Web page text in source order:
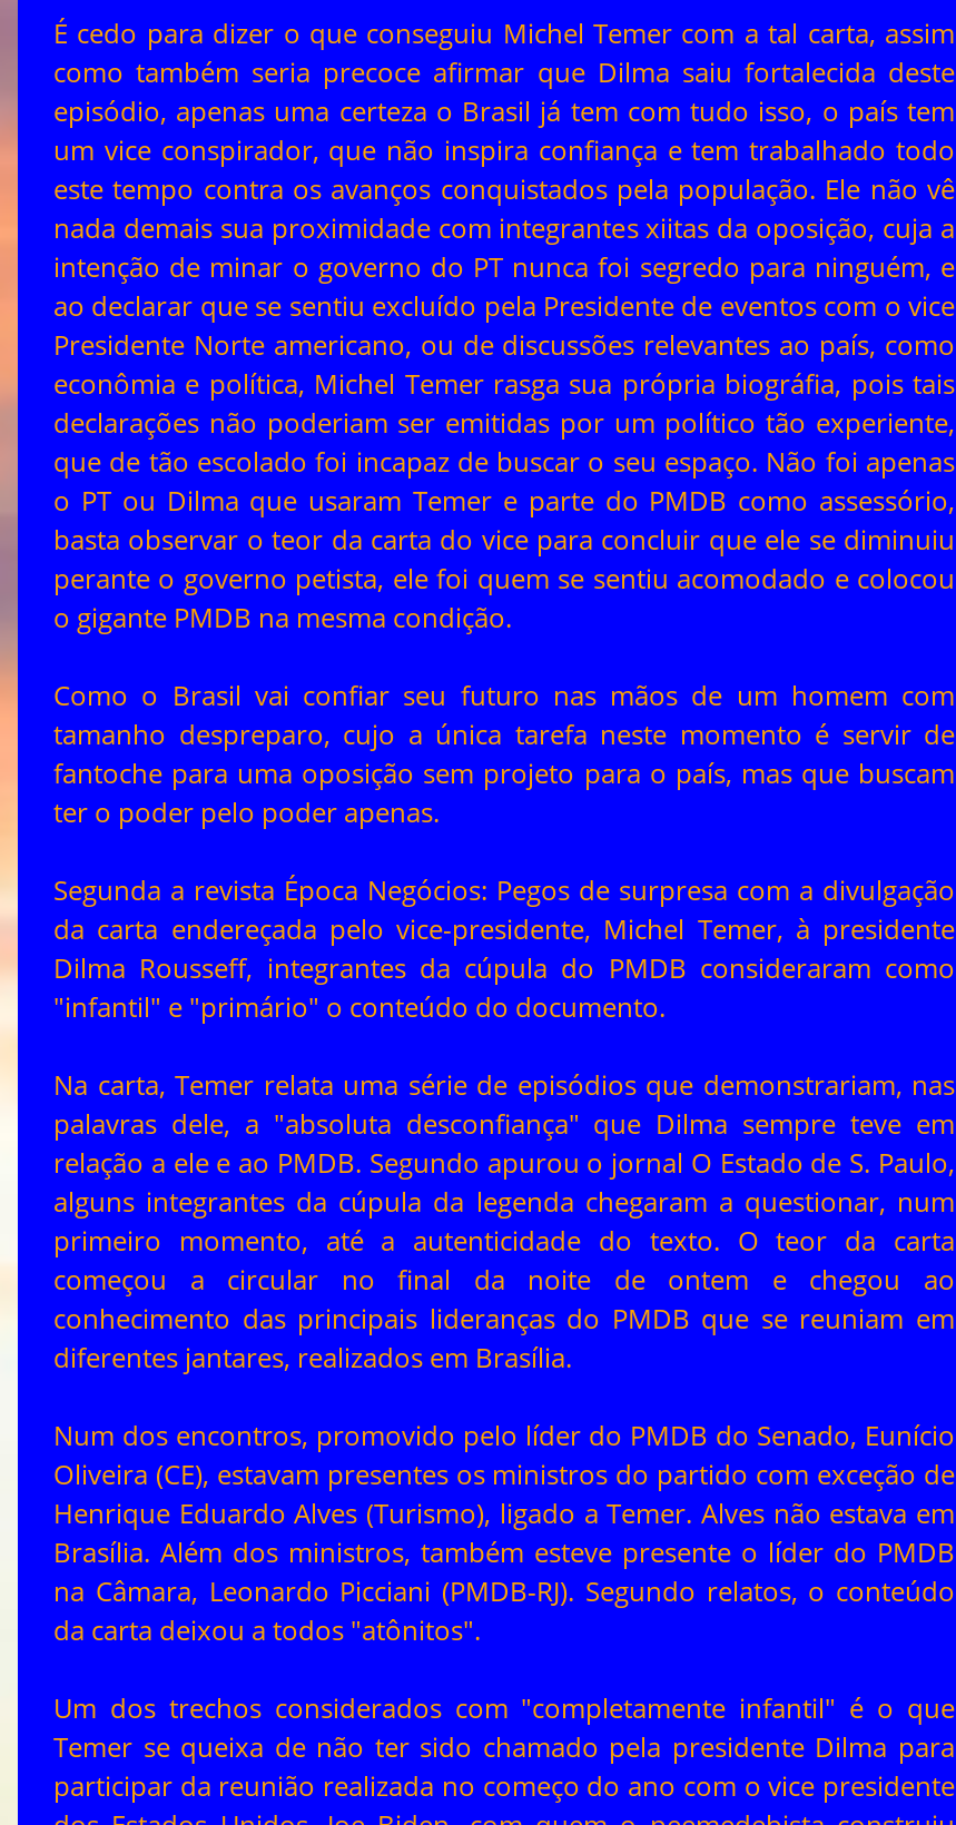
É cedo para dizer o que conseguiu Michel Temer com a tal carta, assim
como também seria precoce afirmar que Dilma saiu fortalecida deste
episódio, apenas uma certeza o Brasil já tem com tudo isso, o país tem
um vice conspirador, que não inspira confiança e tem trabalhado todo
este tempo contra os avanços conquistados pela população. Ele não vê
nada demais sua proximidade com integrantes xiitas da oposição, cuja a
intenção de minar o governo do PT nunca foi segredo para ninguém, e
ao declarar que se sentiu excluído pela Presidente de eventos com o vice
Presidente Norte americano, ou de discussões relevantes ao país, como
econômia e política, Michel Temer rasga sua própria biográfia, pois tais
declarações não poderiam ser emitidas por um político tão experiente,
que de tão escolado foi incapaz de buscar o seu espaço. Não foi apenas
o PT ou Dilma que usaram Temer e parte do PMDB como assessório,
basta observar o teor da carta do vice para concluir que ele se diminuiu
perante o governo petista, ele foi quem se sentiu acomodado e colocou
o gigante PMDB na mesma condição.
Como o Brasil vai confiar seu futuro nas mãos de um homem com
tamanho despreparo, cujo a única tarefa neste momento é servir de
fantoche para uma oposição sem projeto para o país, mas que buscam
ter o poder pelo poder apenas.
Segunda a revista Época Negócios: Pegos de surpresa com a divulgação
da carta endereçada pelo vice-presidente, Michel Temer, à presidente
Dilma Rousseff, integrantes da cúpula do PMDB consideraram como
"infantil" e "primário" o conteúdo do documento.
Na carta, Temer relata uma série de episódios que demonstrariam, nas
palavras dele, a "absoluta desconfiança" que Dilma sempre teve em
relação a ele e ao PMDB. Segundo apurou o jornal O Estado de S. Paulo,
alguns integrantes da cúpula da legenda chegaram a questionar, num
primeiro momento, até a autenticidade do texto. O teor da carta
começou a circular no final da noite de ontem e chegou ao
conhecimento das principais lideranças do PMDB que se reuniam em
diferentes jantares, realizados em Brasília.
Num dos encontros, promovido pelo líder do PMDB do Senado, Eunício
Oliveira (CE), estavam presentes os ministros do partido com exceção de
Henrique Eduardo Alves (Turismo), ligado a Temer. Alves não estava em
Brasília. Além dos ministros, também esteve presente o líder do PMDB
na Câmara, Leonardo Picciani (PMDB-RJ). Segundo relatos, o conteúdo
da carta deixou a todos "atônitos".
Um dos trechos considerados com "completamente infantil" é o que
Temer se queixa de não ter sido chamado pela presidente Dilma para
participar da reunião realizada no começo do ano com o vice presidente